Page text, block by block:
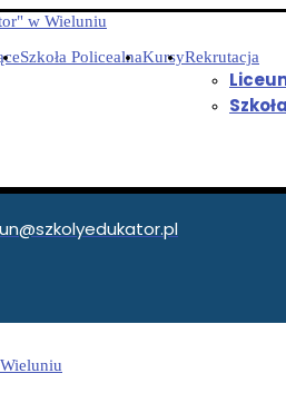
Szkoła PolicealnaKursyRekrutacja